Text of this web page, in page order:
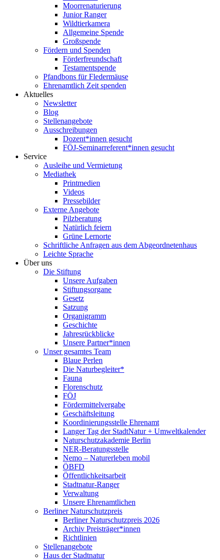
Moorrenaturierung
Junior Ranger
Wildtierkamera
Allgemeine Spende
Großspende
Fördern und Spenden
Förderfreundschaft
Testamentspende
Pfandbons für Fledermäuse
Ehrenamtlich Zeit spenden
Aktuelles
Newsletter
Blog
Stellenangebote
Ausschreibungen
Dozent*innen gesucht
FÖJ-Seminarreferent*innen gesucht
Service
Ausleihe und Vermietung
Mediathek
Printmedien
Videos
Pressebilder
Externe Angebote
Pilzberatung
Natürlich feiern
Grüne Lernorte
Schriftliche Anfragen aus dem Abgeordnetenhaus
Leichte Sprache
Über uns
Die Stiftung
Unsere Aufgaben
Stiftungsorgane
Gesetz
Satzung
Organigramm
Geschichte
Jahresrückblicke
Unsere Partner*innen
Unser gesamtes Team
Blaue Perlen
Die Naturbegleiter*
Fauna
Florenschutz
FÖJ
Fördermittelvergabe
Geschäftsleitung
Koordinierungsstelle Ehrenamt
Langer Tag der StadtNatur + Umweltkalender
Naturschutzakademie Berlin
NER-Beratungsstelle
Nemo – Naturerleben mobil
ÖBFD
Öffentlichkeitsarbeit
Stadtnatur-Ranger
Verwaltung
Unsere Ehrenamtlichen
Berliner Naturschutzpreis
Berliner Naturschutzpreis 2026
Archiv Preisträger*innen
Richtlinien
Stellenangebote
Haus der Stadtnatur